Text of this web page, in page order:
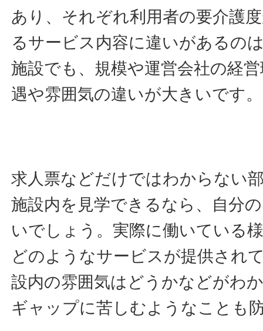
あり、それぞれ利用者の要介護
るサービス内容に違いがあるの
施設でも、規模や運営会社の経
遇や雰囲気の違いが大きいです。
求人票などだけではわからない
施設内を見学できるなら、自分
いでしょう。実際に働いている
どのようなサービスが提供され
設内の雰囲気はどうかなどがわ
ギャップに苦しむようなことも